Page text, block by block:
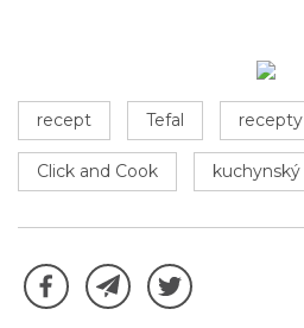
recept Tefal recepty
Click and Cook kuchynský